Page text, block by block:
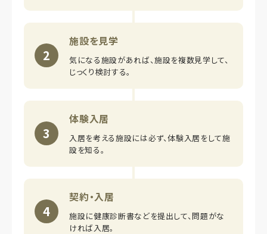
2
施設を見学
気になる施設があれば、施設を複数見学して、
じっくり検討する。
3
体験入居
入居を考える施設には必ず、体験入居をして施
設を知る。
4
契約・入居
施設に健康診断書などを提出して、問題がな
ければ入居。